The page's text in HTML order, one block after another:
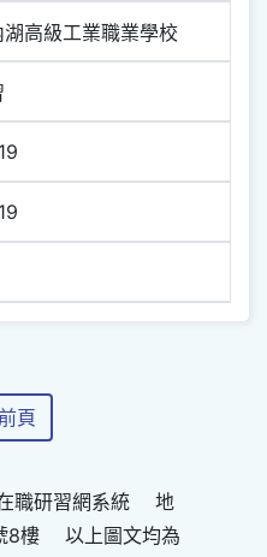
高級工業職業學校
頁
職研習網系統 地
8樓 以上圖文均為